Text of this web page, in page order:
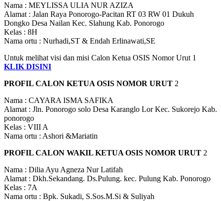
Nama : MEYLISSA ULIA NUR AZIZA
Alamat : Jalan Raya Ponorogo-Pacitan RT 03 RW 01 Dukuh
Dongko Desa Nailan Kec. Slahung Kab. Ponorogo
Kelas : 8H
Nama ortu : Nurhadi,ST & Endah Erlinawati,SE
Untuk melihat visi dan misi Calon Ketua OSIS Nomor Urut 1
KLIK DISINI
PROFIL CALON KETUA OSIS NOMOR URUT 2
Nama : CAYARA ISMA SAFIKA
Alamat : Jln. Ponorogo solo Desa Karanglo Lor Kec. Sukorejo Kab.
ponorogo
Kelas : VIII A
Nama ortu : Ashori &Mariatin
PROFIL CALON WAKIL KETUA OSIS NOMOR URUT 2
Nama : Dilia Ayu Agneza Nur Latifah
Alamat : Dkh.Sekandang. Ds.Pulung. kec. Pulung Kab. Ponorogo
Kelas : 7A
Nama ortu : Bpk. Sukadi, S.Sos.M.Si & Suliyah